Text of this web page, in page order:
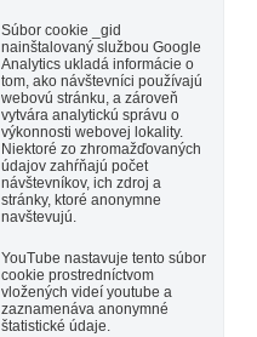
Súbor cookie _gid
nainštalovaný službou Google
Analytics ukladá informácie o
tom, ako návštevníci používajú
webovú stránku, a zároveň
vytvára analytickú správu o
výkonnosti webovej lokality.
Niektoré zo zhromažďovaných
údajov zahŕňajú počet
návštevníkov, ich zdroj a
stránky, ktoré anonymne
navštevujú.
YouTube nastavuje tento súbor
cookie prostredníctvom
vložených videí youtube a
zaznamenáva anonymné
štatistické údaje.